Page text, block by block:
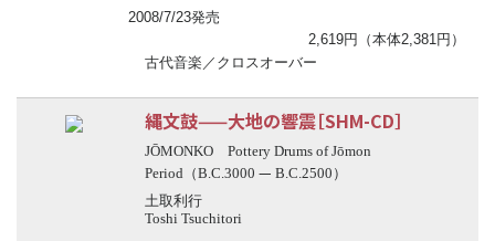
2008/7/23発売
2,619円（本体2,381円）
古代音楽／クロスオーバー
縄文鼓——大地の響震［SHM-CD］
JŌMONKO Pottery Drums of Jōmon
Period（B.C.3000 — B.C.2500）
土取利行
Toshi Tsuchitori